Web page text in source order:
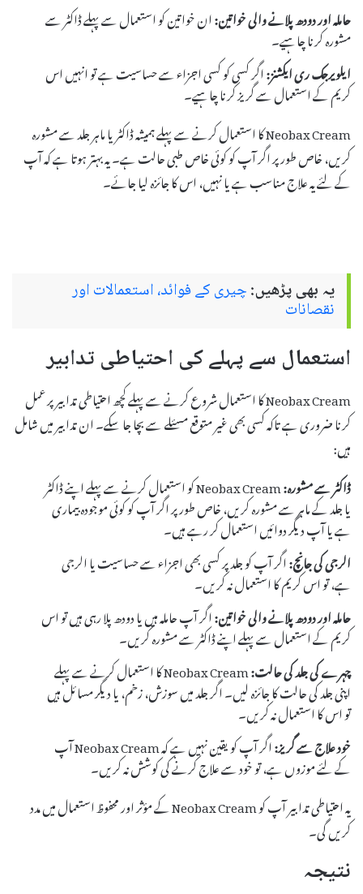
حاملہ اور دودھ پلانے والی خواتین:ان خواتین کو استعمال سے پہلے ڈاکٹر سے
مشورہ کرنا چاہیے۔
ایلویرجک ری ایکشنز:اگر کسی کو کسی اجزاء سے حساسیت ہے تو انہیں اس
کریم کے استعمال سے گریز کرنا چاہیے۔
Neobax Cream کا استعمال کرنے سے پہلے ہمیشہ ڈاکٹر یا ماہر جلد سے مشورہ
کریں، خاص طور پر اگر آپ کو کوئی خاص طبی حالت ہے۔ یہ بہتر ہوتا ہے کہ آپ
کے لئے یہ علاج مناسب ہے یا نہیں، اس کا جائزہ لیا جائے۔
یہ بھی پڑھیں:چیری کے فوائد، استعمالات اور
نقصانات
استعمال سے پہلے کی احتیاطی تدابیر
Neobax Cream کا استعمال شروع کرنے سے پہلے کچھ احتیاطی تدابیر پر عمل
کرنا ضروری ہے تاکہ کسی بھی غیر متوقع مسئلے سے بچا جا سکے۔ ان تدابیر میں شامل
ہیں:
ڈاکٹر سے مشورہ:
Neobax Cream کو استعمال کرنے سے پہلے اپنے ڈاکٹر
یا جلد کے ماہر سے مشورہ کریں، خاص طور پر اگر آپ کو کوئی موجودہ بیماری
ہے یا آپ دیگر دوائیں استعمال کر رہے ہیں۔
الرجی کی جانچ:اگر آپ کو جلد پر کسی بھی اجزاء سے حساسیت یا الرجی
ہے، تو اس کریم کا استعمال نہ کریں۔
حاملہ اور دودھ پلانے والی خواتین:اگر آپ حاملہ ہیں یا دودھ پلا رہی ہیں تو اس
کریم کے استعمال سے پہلے اپنے ڈاکٹر سے مشورہ کریں۔
چہرے کی جلد کی حالت:
Neobax Cream کا استعمال کرنے سے پہلے
اپنی جلد کی حالت کا جائزہ لیں۔ اگر جلد میں سوزش، زخم، یا دیگر مسائل ہیں
تو اس کا استعمال نہ کریں۔
خود علاج سے گریز:
اگر آپ کو یقین نہیں ہے کہ Neobax Cream آپ
کے لئے موزوں ہے، تو خود سے علاج کرنے کی کوشش نہ کریں۔
یہ احتیاطی تدابیر آپ کو Neobax Cream کے مؤثر اور محفوظ استعمال میں مدد
کریں گی۔
نتیجہ